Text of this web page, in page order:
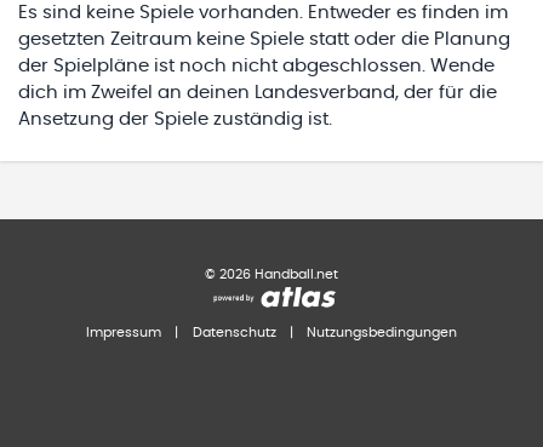
Es sind keine Spiele vorhanden. Entweder es finden im
gesetzten Zeitraum keine Spiele statt oder die Planung
der Spielpläne ist noch nicht abgeschlossen. Wende
dich im Zweifel an deinen Landesverband, der für die
Ansetzung der Spiele zuständig ist.
© 2026 Handball.net
Impressum Datenschutz Nutzungsbedingungen